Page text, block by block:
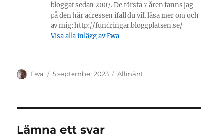
bloggat sedan 2007. De första 7 åren fanns jag
på den här adressen ifall du vill läsa mer om och
av mig: http://fundringar.bloggplatsen.se/
Visa alla inlägg av Ewa
Författare
Ewa
Publicerat
5 september 2023 Kategorier
Allmänt
Lämna ett svar